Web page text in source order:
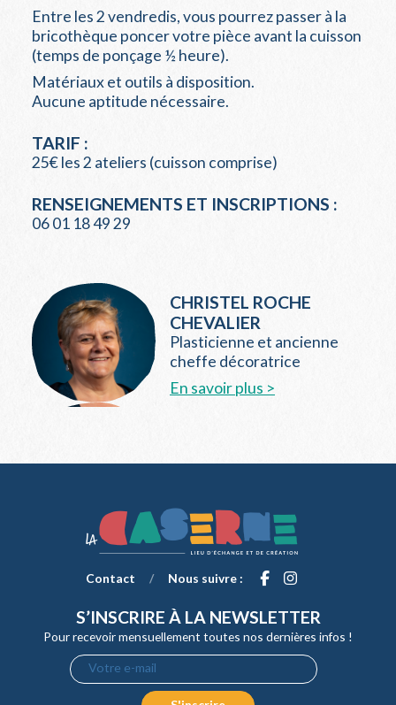
Entre les 2 vendredis, vous pourrez passer à la
bricothèque poncer votre pièce avant la cuisson
(temps de ponçage ½ heure).
Matériaux et outils à disposition.
Aucune aptitude nécessaire.
TARIF :
25€ les 2 ateliers (cuisson comprise)
RENSEIGNEMENTS ET INSCRIPTIONS :
06 01 18 49 29
CHRISTEL ROCHE
CHEVALIER
Plasticienne et ancienne
cheffe décoratrice
En savoir plus >
Contact / Nous suivre :
S’INSCRIRE À LA NEWSLETTER
Pour recevoir mensuellement toutes nos dernières infos !